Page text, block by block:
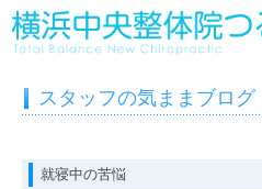
スタッフの気ままブログ
就寝中の苦悩